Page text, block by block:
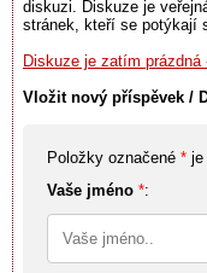
diskuzi. Diskuze je
stránek, kteří se potýkají
Diskuze je zatím
Vložit nový příspěvek /
Položky označené * je
Vaše jméno *: